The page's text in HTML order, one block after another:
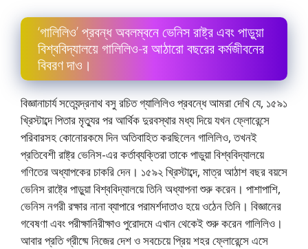
‘গালিলিও’ প্রবন্ধ অবলম্বনে ভেনিস রাষ্ট্র এবং পাড়ুয়া
বিশ্ববিদ্যালয়ে গালিলিও-র আঠারাে বছরের কর্মজীবনের
বিবরণ দাও।
বিজ্ঞানাচার্য সত্যেন্দ্রনাথ বসু রচিত গ্যালিলিও প্রবন্ধে আমরা দেখি যে, ১৫৯১
খ্রিস্টাব্দে পিতার মৃত্যুর পর আর্থিক দুরবস্থার মধ্য দিয়ে যখন ফ্লোরেন্সে
পরিবারসহ কোনােরকমে দিন অতিবাহিত করছিলেন গালিলিও, তখনই
প্রতিবেশী রাষ্ট্র ভেনিস-এর কর্তাব্যক্তিরা তাকে পাডুয়া বিশ্ববিদ্যালয়ে
গণিতের অধ্যাপকের চাকরি দেন। ১৫৯২ খ্রিস্টাব্দে, মাত্র আঠাশ বছর বয়সে
ভেনিস রাষ্ট্রে পাড়ুয়া বিশ্ববিদ্যালয়ে তিনি অধ্যাপনা শুরু করেন। পাশাপাশি,
ভেনিস নগরী রক্ষার নানা ব্যাপারে পরামর্শদাতাও হয়ে ওঠেন তিনি। বিজ্ঞানের
গবেষণা এবং পরীক্ষানিরীক্ষাও পুরােদমে এখান থেকেই শুরু করেন গালিলিও।
আবার প্রতি গ্রীষ্মে নিজের দেশ ও সবচেয়ে প্রিয় শহর ফ্লোরেন্সে এসে